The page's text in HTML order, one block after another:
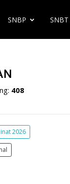
SNBP SNBT
408
2026